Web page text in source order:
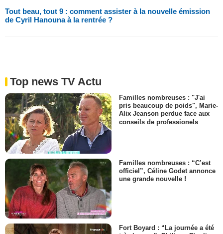
Tout beau, tout 9 : comment assister à la nouvelle émission
de Cyril Hanouna à la rentrée ?
Top news TV Actu
Familles nombreuses : "J'ai
pris beaucoup de poids", Marie-
Alix Jeanson perdue face aux
conseils de professionels
Familles nombreuses : “C’est
officiel”, Céline Godet annonce
une grande nouvelle !
Fort Boyard : “La journée a été